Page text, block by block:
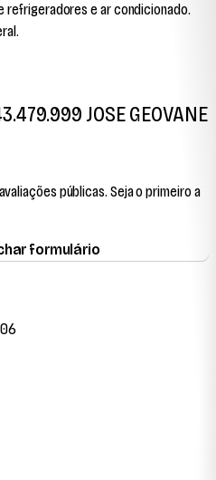
refrigeradores e ar condicionado.
JOSE GEOVANE
públicas. Seja o primeiro a
formulário